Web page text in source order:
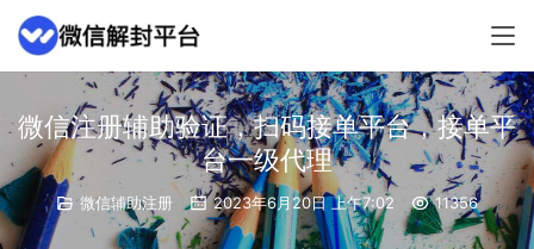
微信注册辅助验证，扫码接单平台，接单平
台一级代理
微信辅助注册 2023年6月20日 上午7:02 11356